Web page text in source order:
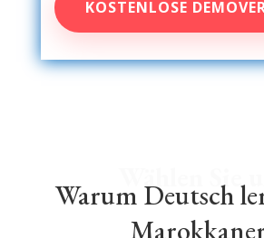
KOSTENLOSE
Wählen Sie
Warum Deutsch